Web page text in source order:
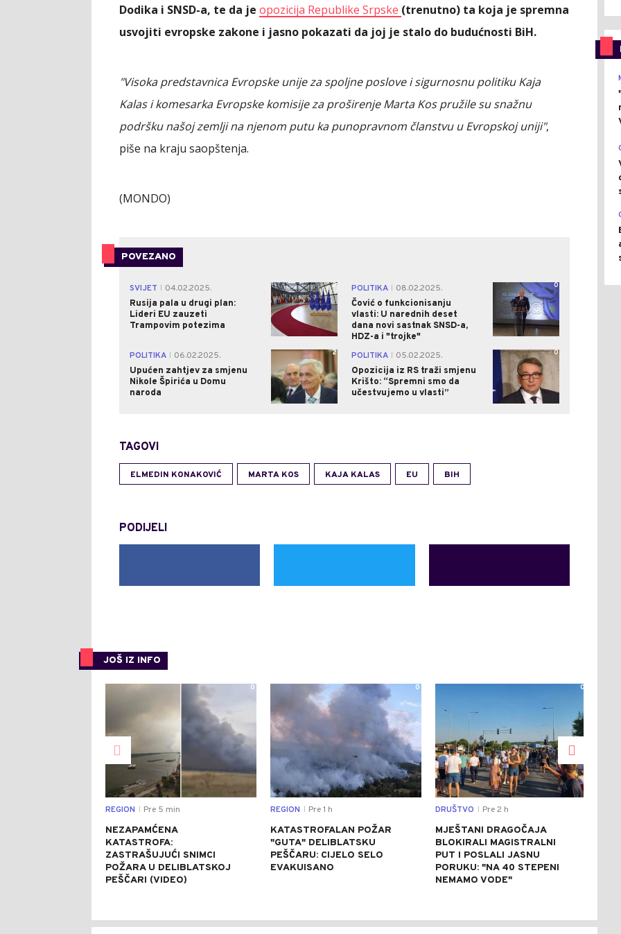
Dodika i SNSD-a, te da je opozicija Republike Srpske (trenutno) ta koja je spremna
usvojiti evropske zakone i jasno pokazati da joj je stalo do budućnosti BiH.
"Visoka predstavnica Evropske unije za spoljne poslove i sigurnosnu politiku Kaja
Kalas i komesarka Evropske komisije za proširenje Marta Kos pružile su snažnu
podršku našoj zemlji na njenom putu ka punopravnom članstvu u Evropskoj uniji",
piše na kraju saopštenja.
(MONDO)
POVEZANO
SVIJET
04.02.2025.
Rusija pala u drugi plan:
Lideri EU zauzeti
Trampovim potezima
2 POLITIKA
08.02.2025.
Čović o funkcionisanju
vlasti: U narednih deset
dana novi sastnak SNSD-a,
HDZ-a i "trojke"
0
POLITIKA
06.02.2025.
Upućen zahtjev za smjenu
Nikole Špirića u Domu
naroda
2 POLITIKA
05.02.2025.
Opozicija iz RS traži smjenu
Krišto: “Spremni smo da
učestvujemo u vlasti”
0
TAGOVI
ELMEDIN KONAKOVIĆ MARTA KOS KAJA KALAS EU BIH
PODIJELI
JOŠ IZ INFO
0
REGION Pre 5 min
NEZAPAMĆENA
KATASTROFA:
ZASTRAŠUJUĆI SNIMCI
POŽARA U DELIBLATSKOJ
PEŠČARI (VIDEO)
0
REGION Pre 1 h
KATASTROFALAN POŽAR
"GUTA" DELIBLATSKU
PEŠČARU: CIJELO SELO
EVAKUISANO
0
DRUŠTVO Pre 2 h
MJEŠTANI DRAGOČAJA
BLOKIRALI MAGISTRALNI
PUT I POSLALI JASNU
PORUKU: "NA 40 STEPENI
NEMAMO VODE"